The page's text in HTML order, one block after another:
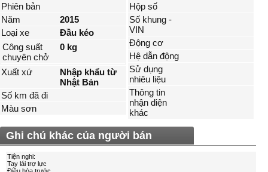
Phiên bản
Năm
2015
Loại xe
Đầu kéo
Công suất
chuyên chở
0 kg
Xuất xứ
Nhập khẩu từ
Nhật Bản
Số km đã đi
Màu sơn
Hộp số
Số khung -
VIN
Động cơ
Hệ dẫn động
Sử dụng
nhiêu liệu
Thông tin
nhận diện
khác
Ghi chú khác của người bán